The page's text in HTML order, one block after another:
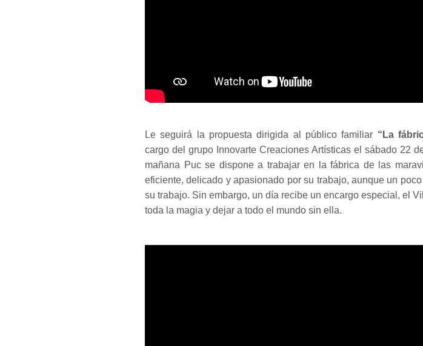
Le seguirá la propuesta dirigida al público familiar “La
cargo del grupo Innovarte Creaciones Artísticas el sábado 22
mañana Puc se dispone a trabajar en la fábrica de las
eficiente, delicado y apasionado por su trabajo, aunque un
su trabajo. Sin embargo, un día recibe un encargo especial, el
toda la magia y dejar a todo el mundo sin ella.